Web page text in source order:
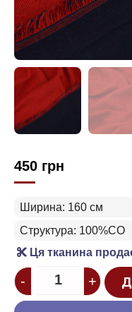
450 грн
Ширина: 160 см
Структура: 100%CO
Ця тканина
Quantity
- +